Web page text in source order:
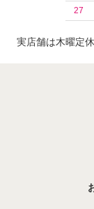
27
実店舗は木曜定